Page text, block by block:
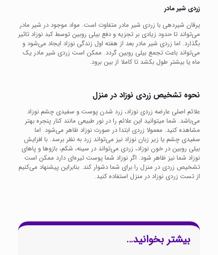
زردی شیر مادر
یرقان شیردهی با زردی شیر مادر متفاوت است. مواد موجود در شیر مادر
می‌تواند تا حدود زیادی بر تجزیه و دفع بیلی روبین توسط کبد نوزاد تاثیر
بگذارد. اما زردی شیر مادر بعد از هفته اول زندگی نوزاد ایجاد می‌شود و
می‌تواند باعث تجمع بیلی روبین گردد. ممکن است زردی شیر مادر یک
ماه یا بیشتر طول بکشد تا کاملا از بین برود.
نحوه تشخیص زردی نوزاد در منزل
علائم اصلی عارضه زردی نوزاد، زرد شدن پوست و سفیدی چشم نوزاد
می‌باشد. شما میتوانید این علائم را در نور طبیعی مانند کنار پنجره بهتر
مشاهده کنید. معمولا زردی ابتدا در صورت نوزاد ظاهر می‌شود. اما
سفیدی چشم یا زیر زبان نوزاد نیز می‌تواند زرد به نظر برسد. با افزایش
بیلی روبین در خون نوزاد، زردی می‌تواند در سینه، شکم، بازوها و پاهای
نوزاد شما نیز ظاهر شود. اگر نوزاد شما پوست تیره‌ای دارد ممکن است
تشخیص زردی در منزل را برای شما دشوار کند. بنابراین پیشنهاد می‌کنیم
از تست زردی نوزاد در منزل استفاده کنید.
بیشتر بخوانید…